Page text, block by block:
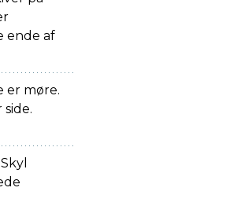
ende af
er møre.